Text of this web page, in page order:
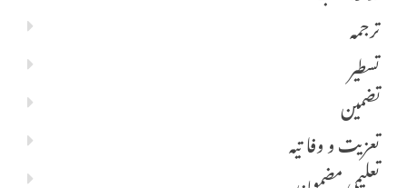
ترجمہ
تسطیر
تضمین
تعزیت و وفا تیہ